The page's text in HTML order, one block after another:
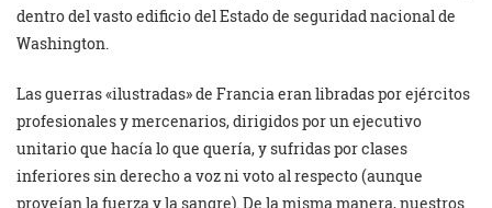
dentro del vasto edificio del Estado de seguridad nacional de
Washington.
Las guerras «ilustradas» de Francia eran libradas por ejércitos
profesionales y mercenarios, dirigidos por un ejecutivo
unitario que hacía lo que quería, y sufridas por clases
inferiores sin derecho a voz ni voto al respecto (aunque
proveían la fuerza y la sangre). De la misma manera, nuestros